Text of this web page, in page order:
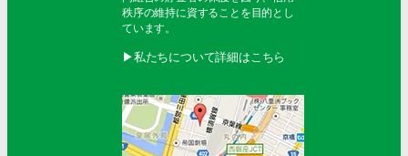
秩序の維持に資することを目的とし
ています。
▶︎私たちについて詳細はこちら